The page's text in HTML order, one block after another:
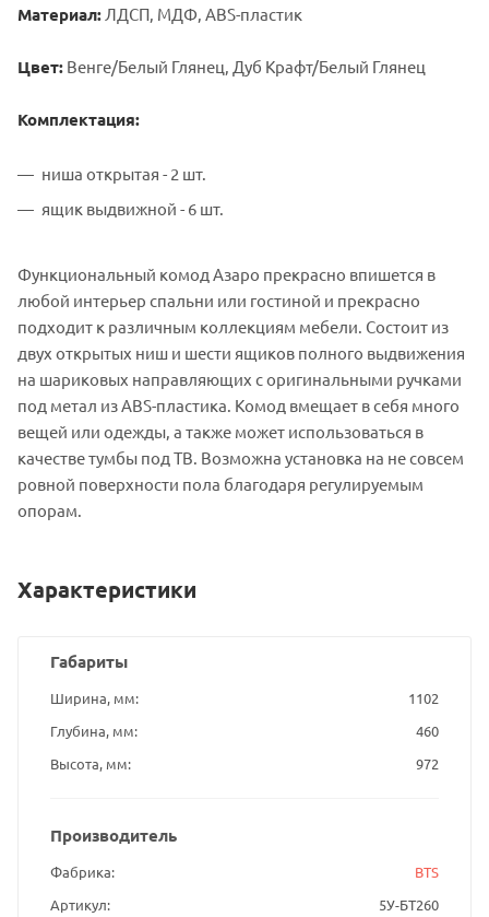
Материал: ЛДСП, МДФ, ABS-пластик
Цвет: Венге/Белый Глянец, Дуб Крафт/Белый Глянец
Комплектация:
ниша открытая - 2 шт.
ящик выдвижной - 6 шт.
Функциональный комод Азаро прекрасно впишется в
любой интерьер спальни или гостиной и прекрасно
подходит к различным коллекциям мебели. Состоит из
двух открытых ниш и шести ящиков полного выдвижения
на шариковых направляющих с оригинальными ручками
под метал из ABS-пластика. Комод вмещает в себя много
вещей или одежды, а также может использоваться в
качестве тумбы под ТВ. Возможна установка на не совсем
ровной поверхности пола благодаря регулируемым
опорам.
Характеристики
Габариты
Ширина, мм
1102
Глубина, мм
460
Высота, мм
972
Производитель
Фабрика
BTS
Артикул
5У-БТ260